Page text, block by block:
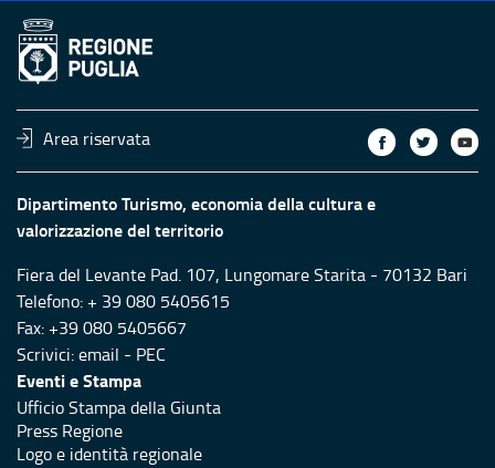
Area riservata
Dipartimento Turismo, economia della cultura e
valorizzazione del territorio
Fiera del Levante Pad. 107, Lungomare Starita - 70132 Bari
Telefono: + 39 080 5405615
Fax: +39 080 5405667
Scrivici:email - PEC
Eventi e Stampa
Ufficio Stampa della Giunta
Press Regione
Logo e identità regionale